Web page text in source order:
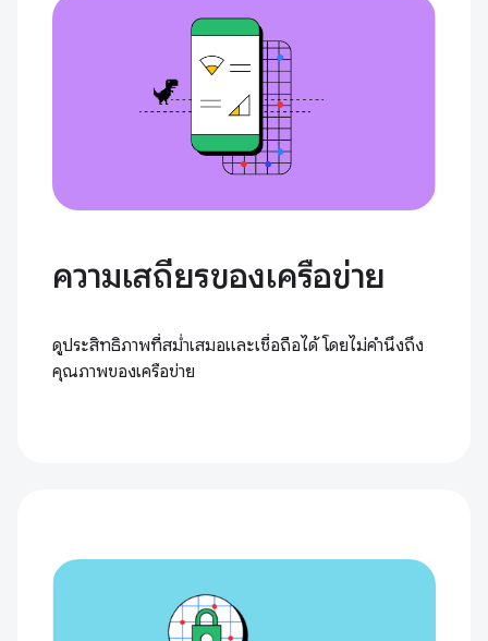
ความเสถียรของเครือข่าย
ดูประสิทธิภาพที่สม่ำเสมอและเชื่อถือได้ โดยไม่คำนึงถึง
คุณภาพของเครือข่าย